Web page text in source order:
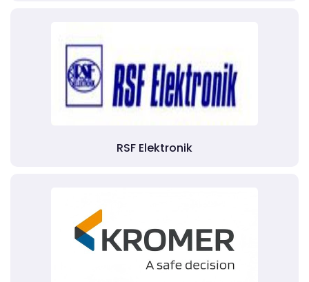
RSF Elektronik